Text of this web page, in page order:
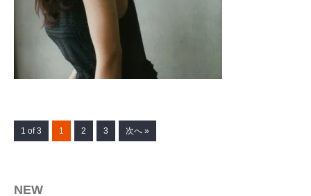
1 of 3 1 2 3 次へ »
NEW